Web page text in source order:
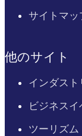
サイトマッ
他のサイト
インダス
ビジネスイ
ツーリズム